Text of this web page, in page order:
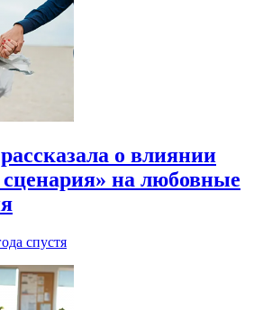
о влиянии
сценария» на любовные
спустя